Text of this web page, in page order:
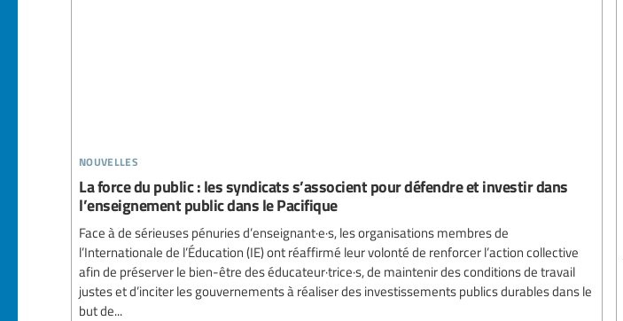
nouvelles
La force du public : les syndicats s’associent pour défendre et investir dans
l’enseignement public dans le Pacifique
Face à de sérieuses pénuries d’enseignant·e·s, les organisations membres de
l’Internationale de l’Éducation (IE) ont réaffirmé leur volonté de renforcer l’action collective
afin de préserver le bien-être des éducateur·trice·s, de maintenir des conditions de travail
justes et d’inciter les gouvernements à réaliser des investissements publics durables dans le
but de...